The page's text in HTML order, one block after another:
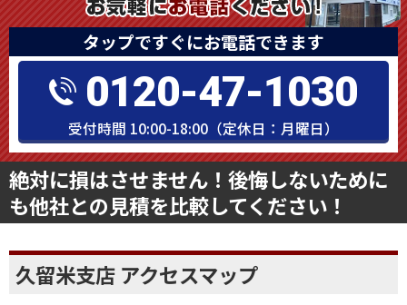
タップですぐにお電話できます
0120-47-1030
受付時間 10:00-18:00（定休日：月曜日）
絶対に損はさせません！後悔しないために
も他社との見積を比較してください！
久留米支店 アクセスマップ